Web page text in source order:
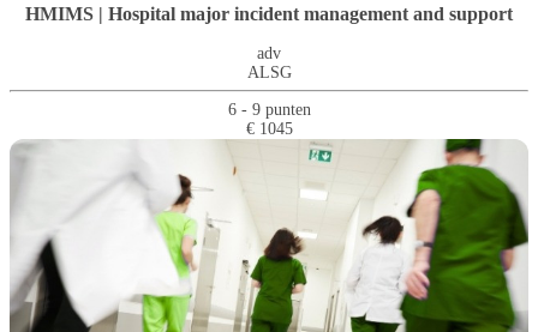
HMIMS | Hospital major incident management and support
adv
ALSG
6 - 9 punten
€ 1045